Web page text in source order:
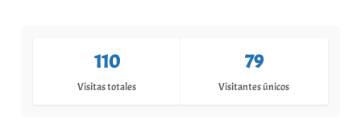
110
Visitas totales
79
Visitantes únicos